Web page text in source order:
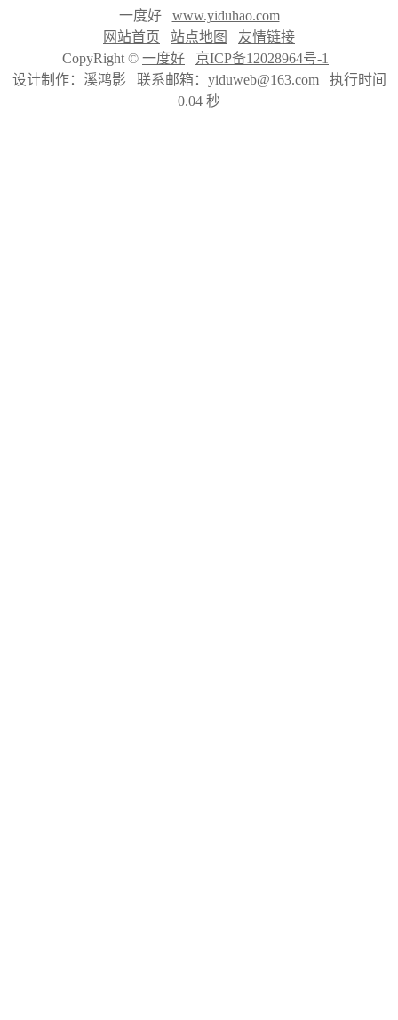
一度好 www.yiduhao.com
网站首页
站点地图
友情链接
CopyRight © 一度好
京ICP备12028964号-1
设计制作：溪鸿影 联系邮箱：yiduweb@163.com 执行时间
0.04 秒